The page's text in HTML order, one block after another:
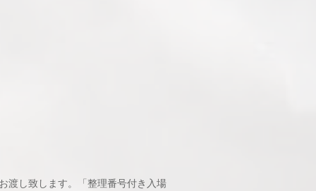
渡し致します。「整理番号付き入場